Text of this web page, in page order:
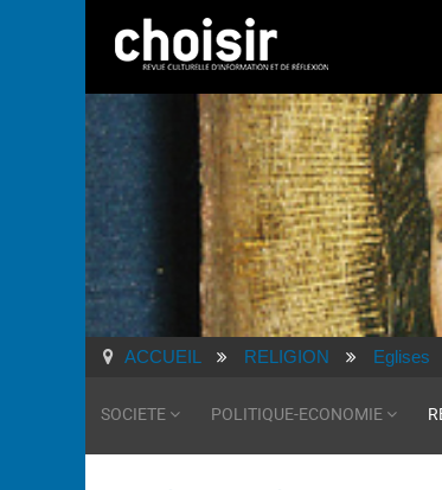
ACCUEIL RELIGION Eglises
SOCIETE POLITIQUE-ECONOMIE